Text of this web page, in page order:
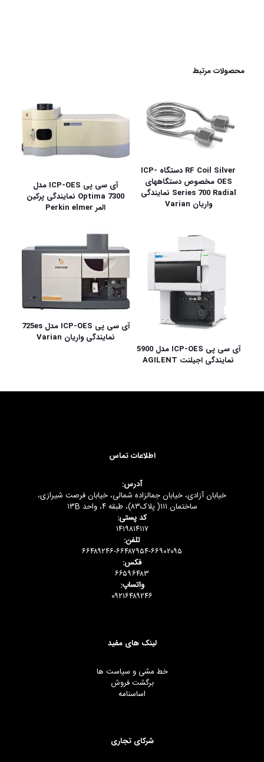
محصولات مرتبط
RF Coil Silver دستگاه ICP-
OES مخصوص دستگاههای
Series 700 Radial نمایندگی
واریان Varian
آی سی پی ICP-OES مدل
Optima 7300 نمایندگی پرکین
المر Perkin elmer
آی سی پی ICP-OES مدل 5900
نمایندگی اجیلنت AGILENT
آی سی پی ICP-OES مدل 725es
نمایندگی واریان Varian
اطلاعات تماس
آدرس:
خیابان آزادی، خیابان جمالزاده شمالی، خیابان فرصت شیرازی،
ساختمان ۱۱۱( پلاک۸۳)، طبقه ۴، واحد ۱۳B
کد پستی:
۱۴۱۹۸۱۴۱۱۷
تلفن:
۶۶۴۸۹۲۴۶-۶۶۴۸۷۹۵۴-۶۶۹۰۲۰۹۵
فکس:
۶۶۵۹۶۴۸۳
واتساپ:
۰۹۲۱۶۴۸۹۲۴۶
لینک های مفید
خط مشی و سیاست ها
برگشت فروش
اساسنامه
شرکای تجاری